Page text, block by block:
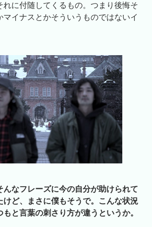
れに付随してくるもの。つまり後悔そ
マイナスとかそういうものではないイ
んなフレーズに今の自分が助けられて
けど、まさに僕もそうで。こんな状況
と言葉の刺さり方が違うというか。